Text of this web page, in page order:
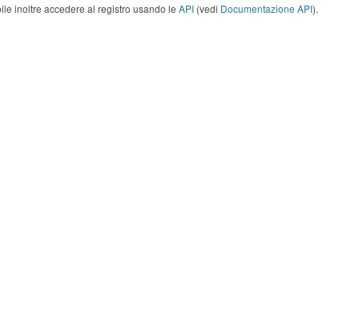
inoltre accedere al registro usando le API (vedi Documentazione API).